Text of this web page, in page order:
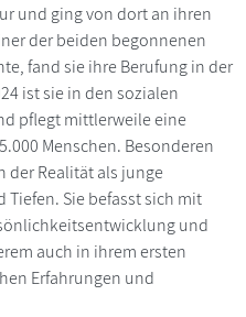
und ging von dort an ihren
der beiden begonnenen
fand sie ihre Berufung in der
ist sie in den sozialen
pflegt mittlerweile eine
Menschen. Besonderen
der Realität als junge
Sie befasst sich mit
und
auch in ihrem ersten
Erfahrungen und